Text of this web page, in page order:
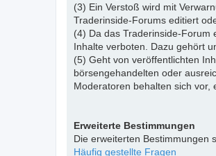
(3) Ein Verstoß wird mit
Traderinside-Forums editiert
(4) Da das Traderinside-Forum
Inhalte verboten. Dazu gehört
(5) Geht von veröffentlichten
börsengehandelten oder
Moderatoren behalten sich vor,
Erweiterte Bestimmungen
Die erweiterten Bestimmungen
Häufig gestellte Fragen